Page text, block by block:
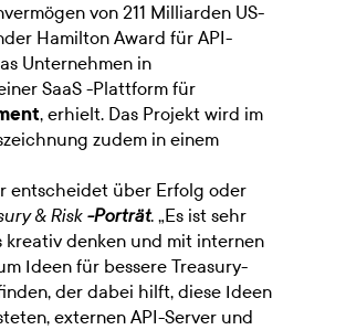
von 211 Milliarden US-
Hamilton Award für API-
Unternehmen in
SaaS -Plattform für
, erhielt. Das Projekt wird im
zudem in einem
entscheidet über Erfolg oder
& Risk-Porträt. „Es ist sehr
kreativ denken und mit internen
Ideen für bessere Treasury-
der dabei hilft, diese Ideen
externen API-Server und